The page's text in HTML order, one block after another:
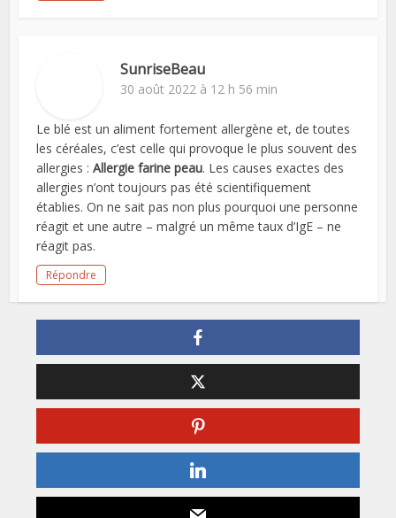
SunriseBeau
30 août 2022 à 12 h 56 min
Le blé est un aliment fortement allergène et, de toutes
les céréales, c’est celle qui provoque le plus souvent des
allergies :Allergie farine peau. Les causes exactes des
allergies n’ont toujours pas été scientifiquement
établies. On ne sait pas non plus pourquoi une personne
réagit et une autre – malgré un même taux d’IgE – ne
réagit pas.
Répondre